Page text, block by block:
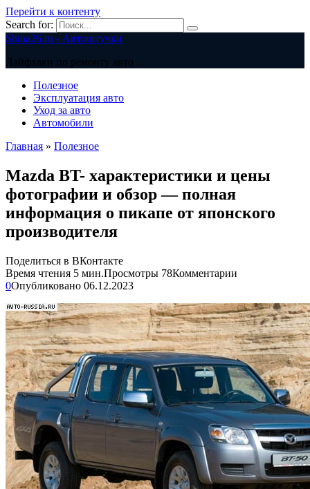
Перейти к контенту
Search for:
Shina26.ru - Автоштучки
Лайфхаки по ремонту авто
Полезное
Эксплуатация авто
Уход за авто
Автомобили
Главная » Полезное
Mazda BT- характеристики и цены
фотографии и обзор — полная
информация о пикапе от японского
производителя
Поделиться в ВКонтакте
Время чтения 5 мин.Просмотры 78Комментарии
0Опубликовано 06.12.2023